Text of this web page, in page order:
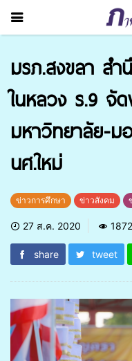
มรภ.สงขลา ส
ในหลวง ร.9 จั
มหาวิทยาลัย-ม
นศ.ใหม่
ข่าวการศึกษา ข่าวสังคม
27 ส.ค. 2020 1872
share tweet